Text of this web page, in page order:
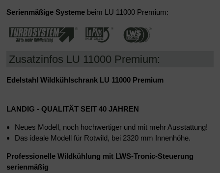
Serienmäßige Systeme beim LU 11000 Premium:
Zusatzinfos LU 11000 Premium:
Edelstahl Wildkühlschrank LU 11000 Premium
LANDIG - QUALITÄT SEIT 40 JAHREN
Neues Modell, noch hochwertiger und mit mehr Ausstattung!
Das ideale Modell für Rotwild, bei 2320 mm Innenhöhe.
Professionelle Wildkühlung mit LWS-Tronic-Steuerung
serienmäßig